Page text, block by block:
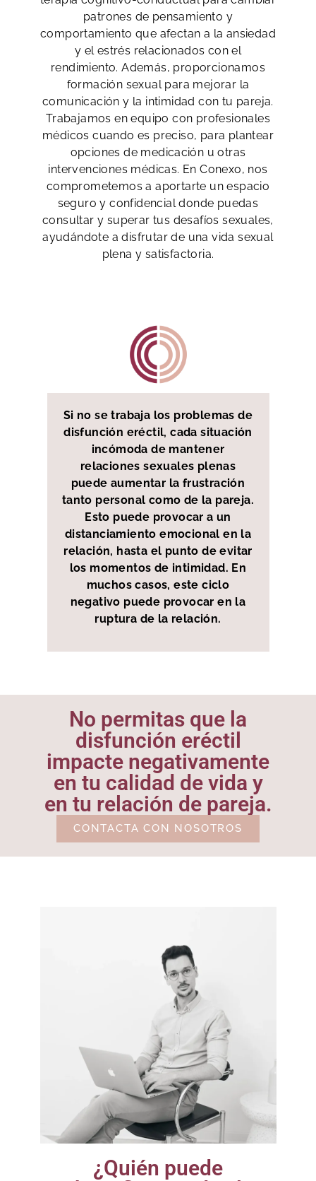
patrones de pensamiento y
comportamiento que afectan a la ansiedad
y el estrés relacionados con el
rendimiento. Además, proporcionamos
formación sexual para mejorar la
comunicación y la intimidad con tu pareja.
Trabajamos en equipo con profesionales
médicos cuando es preciso, para plantear
opciones de medicación u otras
intervenciones médicas. En Conexo, nos
comprometemos a aportarte un espacio
seguro y confidencial donde puedas
consultar y superar tus desafíos sexuales,
ayudándote a disfrutar de una vida sexual
plena y satisfactoria.
Si no se trabaja los problemas de
disfunción eréctil, cada situación
incómoda de mantener
relaciones sexuales plenas
puede aumentar la frustración
tanto personal como de la pareja.
Esto puede provocar a un
distanciamiento emocional en la
relación, hasta el punto de evitar
los momentos de intimidad. En
muchos casos, este ciclo
negativo puede provocar en la
ruptura de la relación.
No permitas que la
disfunción eréctil
impacte negativamente
en tu calidad de vida y
en tu relación de pareja.
CONTACTA CON NOSOTROS
¿Quién puede